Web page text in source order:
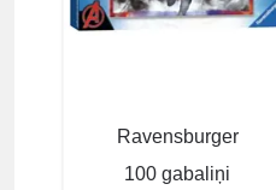
Ravensburger
100 gabaliņi